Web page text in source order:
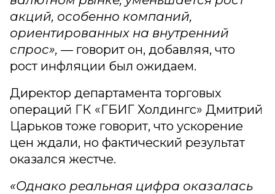
акций, особенно компаний,
ориентированных на внутренний
спрос», — говорит он, добавляя, что
рост инфляции был ожидаем.
Директор департамента торговых
операций ГК «ГБИГ Холдингс» Дмитрий
Царьков тоже говорит, что ускорение
цен ждали, но фактический результат
оказался жестче.
«Однако реальная цифра оказалась